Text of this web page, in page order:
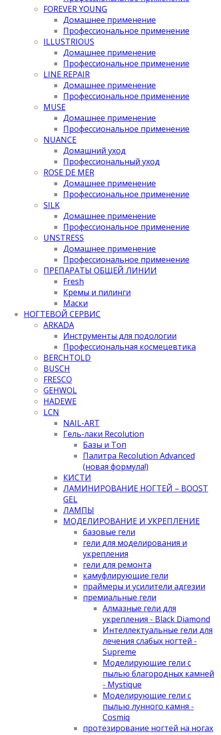
FOREVER YOUNG
Домашнее применение
Профессиональное применение
ILLUSTRIOUS
Домашнее применение
Профессиональное применение
LINE REPAIR
Домашнее применение
Профессиональное применение
MUSE
Домашнее применение
Профессиональное применение
NUANCE
Домашний уход
Профессиональный уход
ROSE DE MER
Домашнее применение
Профессиональное применение
SILK
Домашнее применение
Профессиональное применение
UNSTRESS
Домашнее применение
Профессиональное применение
ПРЕПАРАТЫ ОБЩЕЙ ЛИНИИ
Fresh
Кремы и пилинги
Маски
НОГТЕВОЙ СЕРВИС
ARKADA
Инструменты для подологии
Профессиональная космецевтика
BERCHTOLD
BUSCH
FRESCO
GEHWOL
HADEWE
LCN
NAIL-ART
Гель-лаки Recolution
Базы и Топ
Палитра Recolution Advanced
(новая формула!)
КИСТИ
ЛАМИНИРОВАНИЕ НОГТЕЙ – BOOST
GEL
ЛАМПЫ
МОДЕЛИРОВАНИЕ И УКРЕПЛЕНИЕ
базовые гели
гели для моделирования и
укрепления
гели для ремонта
камуфлирующие гели
праймеры и усилители адгезии
премиальные гели
Алмазные гели для
укрепления - Black Diamond
Интеллектуальные гели для
лечения слабых ногтей -
Supreme
Моделирующие гели с
пылью благородных камней
- Mystique
Моделирующие гели с
пылью лунного камня -
Cosmiq
протезирование ногтей на ногах